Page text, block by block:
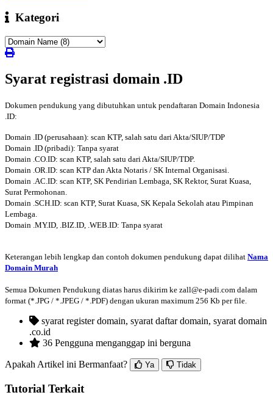
Kategori
Syarat registrasi domain .ID
Dokumen pendukung yang dibutuhkan untuk pendaftaran Domain Indonesia
.ID:
Domain .ID (perusahaan): scan KTP, salah satu dari Akta/SIUP/TDP
Domain .ID (pribadi): Tanpa syarat
Domain .CO.ID: scan KTP, salah satu dari Akta/SIUP/TDP.
Domain .OR.ID: scan KTP dan Akta Notaris / SK Internal Organisasi.
Domain .AC.ID: scan KTP, SK Pendirian Lembaga, SK Rektor, Surat Kuasa,
Surat Permohonan.
Domain .SCH.ID: scan KTP, Surat Kuasa, SK Kepala Sekolah atau Pimpinan
Lembaga.
Domain .MY.ID, .BIZ.ID, .WEB.ID: Tanpa syarat
Keterangan lebih lengkap dan contoh dokumen pendukung dapat dilihat Nama
Domain Murah
Semua Dokumen Pendukung diatas harus dikirim ke zall@e-padi.com dalam
format (*.JPG / *.JPEG / *.PDF) dengan ukuran maximum 256 Kb per file.
syarat register domain, syarat daftar domain, syarat domain
.co.id
36 Pengguna menganggap ini berguna
Apakah Artikel ini Bermanfaat? Ya Tidak
Tutorial Terkait